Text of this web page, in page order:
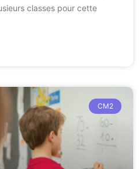
classes pour cette
CM2